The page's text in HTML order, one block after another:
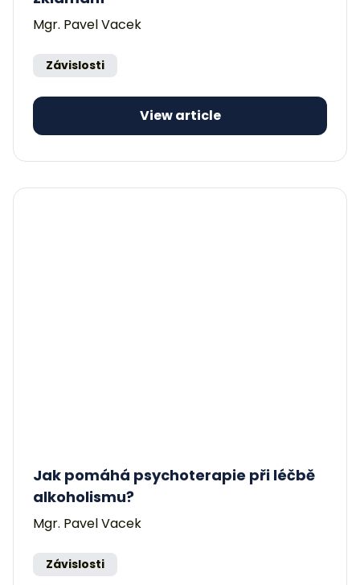
Mgr. Pavel Vacek
Závislosti
View article
Jak pomáhá psychoterapie při léčbě
alkoholismu?
Mgr. Pavel Vacek
Závislosti